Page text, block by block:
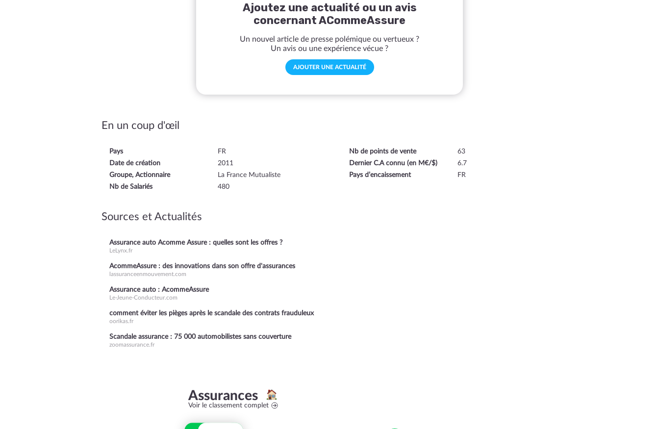
Ajoutez une actualité ou un avis
concernant ACommeAssure
Un nouvel article de presse polémique ou vertueux ?
Un avis ou une expérience vécue ?
AJOUTER UNE ACTUALITÉ
En un coup d'œil
Pays
FR
Date de création
2011
Groupe, Actionnaire
La France Mutualiste
Nb de Salariés
480
Nb de points de vente
63
Dernier C.A connu (en M€/$)
6.7
Pays d’encaissement
FR
Sources et Actualités
Assurance auto Acomme Assure : quelles sont les offres ?
LeLynx.fr
AcommeAssure : des innovations dans son offre d'assurances
lassuranceenmouvement.com
Assurance auto : AcommeAssure
Le-Jeune-Conducteur.com
comment éviter les pièges après le scandale des contrats frauduleux
oorikas.fr
Scandale assurance : 75 000 automobilistes sans couverture
zoomassurance.fr
Assurances
Voir le classement complet